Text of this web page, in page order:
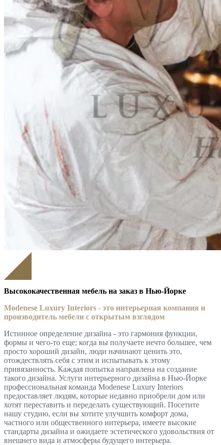
Высококачественная мебель на заказ в Нью-Йорке
Modenese Luxury Interiors - это интерьерная компания и
производитель мебели с открытым взглядом
Истинное определение дизайна - это гармония функции,
формы и чего-то еще; когда вы получаете нечто большее, чем
просто хороший дизайн, люди начинают ценить это,
отождествлять себя с этим и испытывать к этому
привязанность. Каждая попытка направлена на создание
такого дизайна. Услуги интерьерного дизайна в Нью-Йорке
профессиональная команда Modenese Luxury Interiors
предоставляет людям, которые недавно приобрели дом или
хотят переставить и переделать существующий. Посетите
нашу студию, если вы хотите улучшить комфорт дома,
частного или общественного интерьера, имеете высокие
стандарты дизайна и ожидаете эстетического удовольствия от
внешнего вида и атмосферы будущего интерьера.